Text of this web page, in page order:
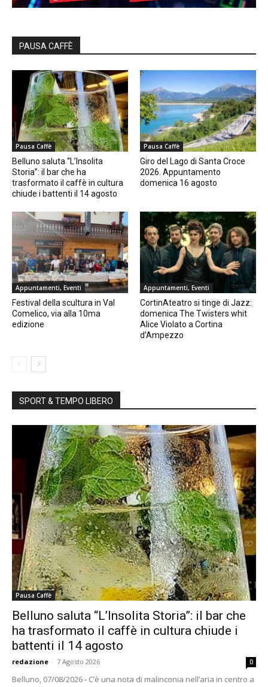
PAUSA CAFFÈ
Pausa Caffè
Belluno saluta “L’Insolita
Storia”: il bar che ha
trasformato il caffè in cultura
chiude i battenti il 14 agosto
Pausa Caffè
Giro del Lago di Santa Croce
2026. Appuntamento
domenica 16 agosto
Appuntamenti, Eventi
Festival della scultura in Val
Comelico, via alla 10ma
edizione
Appuntamenti, Eventi
CortinAteatro si tinge di Jazz:
domenica The Twisters whit
Alice Violato a Cortina
d’Ampezzo
SPORT & TEMPO LIBERO
Pausa Caffè
Belluno saluta “L’Insolita Storia”: il bar che
ha trasformato il caffè in cultura chiude i
battenti il 14 agosto
redazione - 7 Agosto 2026 0
Belluno, 07/08/2026 - C’è una nota di malinconia nell’aria in centro a